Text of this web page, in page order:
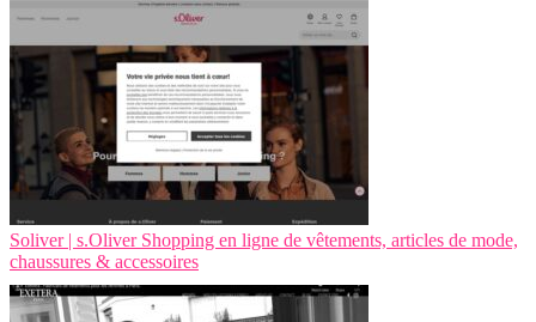
Soliver | s.Oliver Shopping en ligne de vêtements, articles de mode,
chaussures & accessoires